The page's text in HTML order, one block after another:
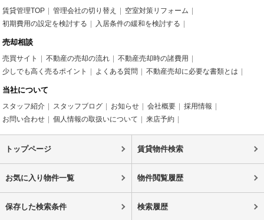
賃貸管理TOP 管理会社の切り替え
空室対策リフォーム
初期費用の設定を検討する
入居条件の緩和を検討する
売却相談
売買サイト 不動産の売却の流れ
不動産売却時の諸費用
少しでも高く売るポイント
よくある質問 不動産売却に必要な書類とは
当社について
スタッフ紹介 スタッフブログ お知らせ 会社概要
採用情報
お問い合わせ
個人情報の取扱いについて 来店予約
トップページ 賃貸物件検索
お気に入り物件一覧 物件閲覧履歴
保存した検索条件 検索履歴